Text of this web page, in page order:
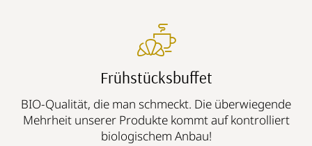
Frühstücksbuffet
BIO-Qualität, die man schmeckt. Die überwiegende
Mehrheit unserer Produkte kommt auf kontrolliert
biologischem Anbau!